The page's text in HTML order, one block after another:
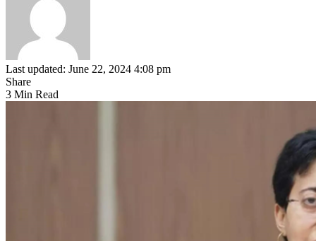
Last updated: June 22, 2024 4:08 pm
Share
3 Min Read